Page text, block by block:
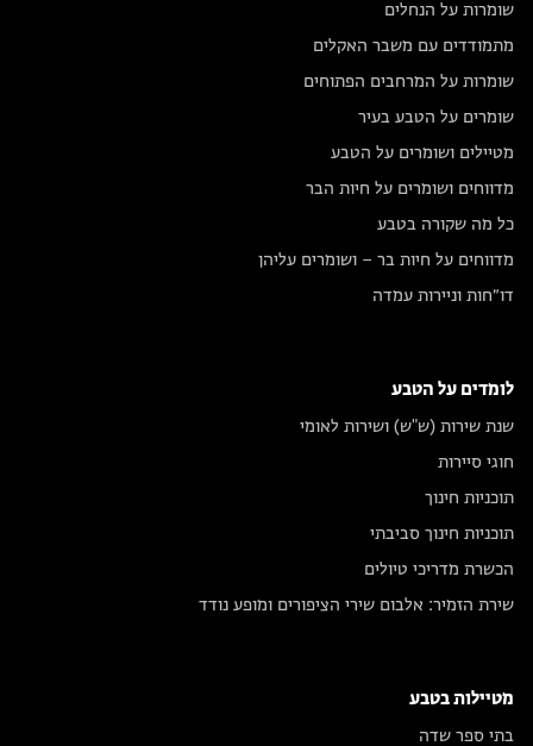
שומרות על הנחלים
מתמודדים עם משבר האקלים
שומרות על המרחבים הפתוחים
שומרים על הטבע בעיר
מטיילים ושומרים על הטבע
מדווחים ושומרים על חיות הבר
כל מה שקורה בטבע
מדווחים על חיות בר – ושומרים עליהן
דו״חות וניירות עמדה
לומדים על הטבע
שנת שירות (ש"ש) ושירות לאומי
חוגי סיירות
תוכניות חינוך
תוכניות חינוך סביבתי
הכשרת מדריכי טיולים
שירת הזמיר: אלבום שירי הציפורים ומופע נודד
מטיילות בטבע
בתי ספר שדה